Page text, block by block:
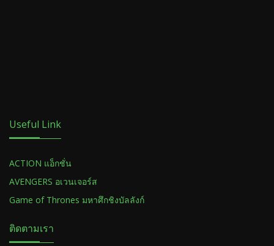
Useful Link
ACTION แอ็กชั่น
AVENGERS อเวนเจอร์ส
Game of Thrones มหาศึกชิงบัลลังก์
ติดตามเรา